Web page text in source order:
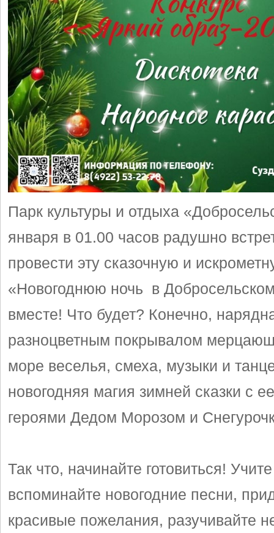
Парк культуры и отдыха
января в 01.00 часов радушно
провести эту сказочную и
«Новогоднюю ночь в
вместе! Что будет? Конечно,
разноцветным покрывалом
море веселья, смеха, музыки и
новогодняя магия зимней сказки с
героями Дедом Морозом и
Так что, начинайте готовиться!
вспоминайте новогодние песни,
красивые пожелания, разучивайте